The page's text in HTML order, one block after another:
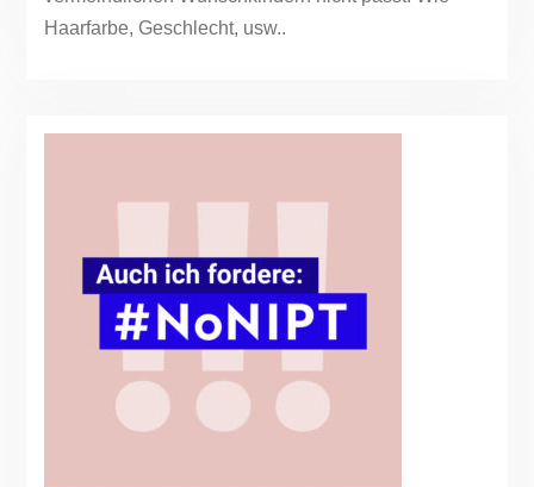
Haarfarbe, Geschlecht, usw..